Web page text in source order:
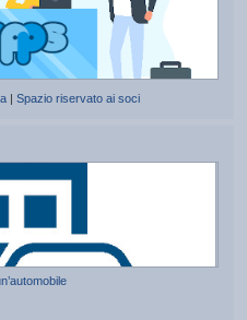
|Spazio riservato ai soci